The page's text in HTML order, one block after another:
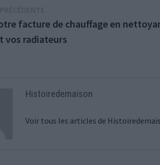
précédente :
facture de chauffage en
vos radiateurs
Histoiredemaison
Voir tous les articles de